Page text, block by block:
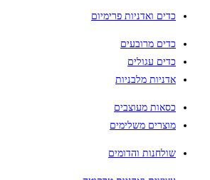
כדים ואדניות פרימיום
כדים מרובעים
כדים עגולים
אדניות מלבניות
כסאות מעוצבים
מוצרים משלימים
שולחנות והדומים